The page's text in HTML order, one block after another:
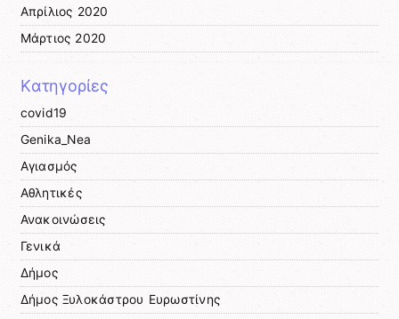
Απρίλιος 2020
Μάρτιος 2020
Kατηγορίες
covid19
Genika_Nea
Αγιασμός
Αθλητικές
Ανακοινώσεις
Γενικά
Δήμος
Δήμος Ξυλοκάστρου Ευρωστίνης